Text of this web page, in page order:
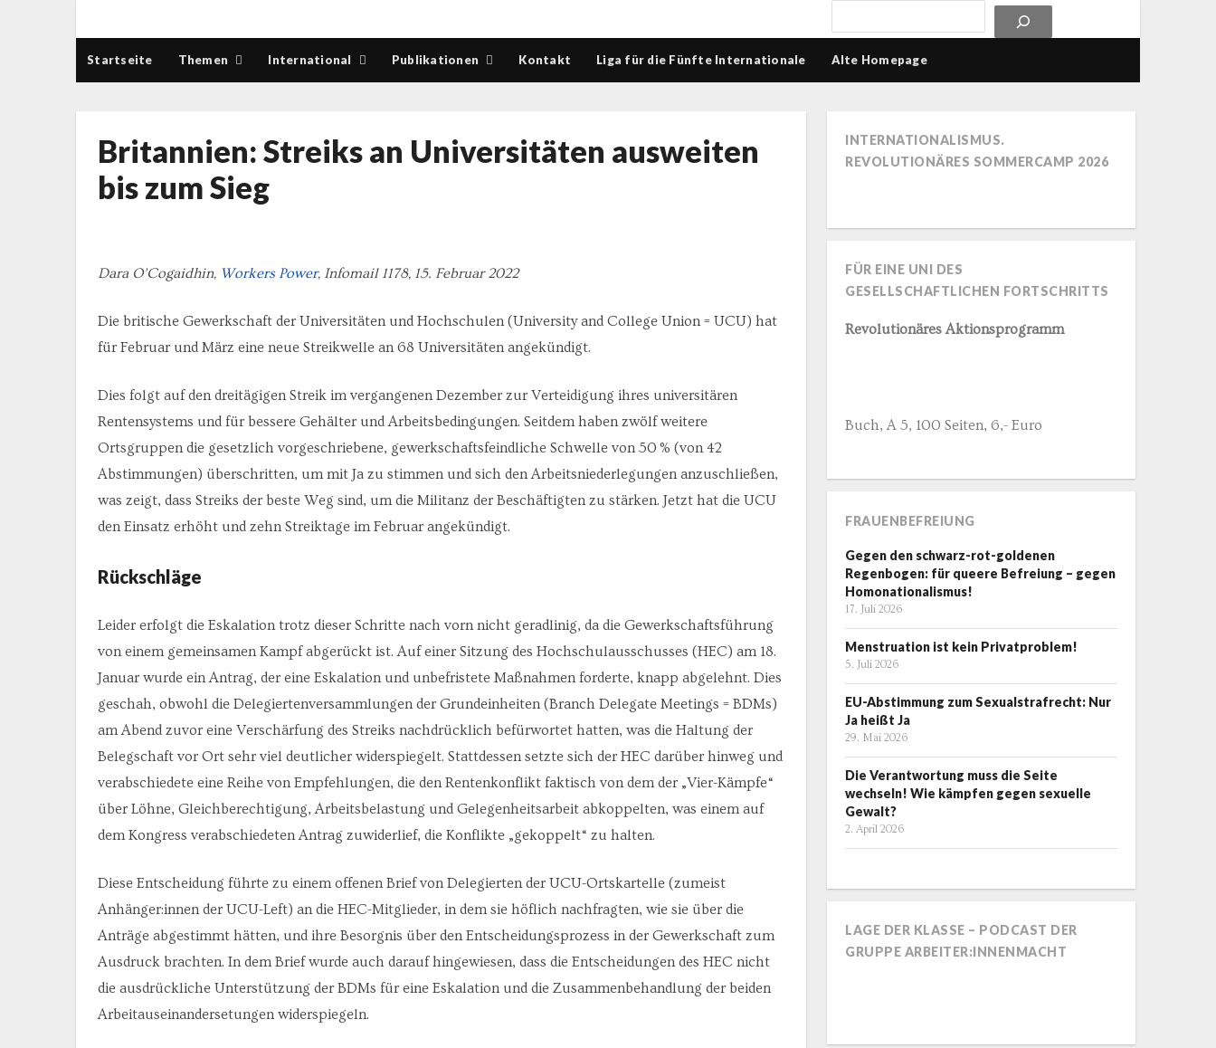
Startseite Themen International Publikationen Kontakt Liga für die Fünfte Internationale Alte Homepage
Britannien: Streiks an Universitäten ausweiten
bis zum Sieg
Dara O’Cogaidhin, Workers Power, Infomail 1178, 15. Februar 2022
Die britische Gewerkschaft der Universitäten und Hochschulen (University and College Union = UCU) hat
für Februar und März eine neue Streikwelle an 68 Universitäten angekündigt.
Dies folgt auf den dreitägigen Streik im vergangenen Dezember zur Verteidigung ihres universitären
Rentensystems und für bessere Gehälter und Arbeitsbedingungen. Seitdem haben zwölf weitere
Ortsgruppen die gesetzlich vorgeschriebene, gewerkschaftsfeindliche Schwelle von 50 % (von 42
Abstimmungen) überschritten, um mit Ja zu stimmen und sich den Arbeitsniederlegungen anzuschließen,
was zeigt, dass Streiks der beste Weg sind, um die Militanz der Beschäftigten zu stärken. Jetzt hat die UCU
den Einsatz erhöht und zehn Streiktage im Februar angekündigt.
Rückschläge
Leider erfolgt die Eskalation trotz dieser Schritte nach vorn nicht geradlinig, da die Gewerkschaftsführung
von einem gemeinsamen Kampf abgerückt ist. Auf einer Sitzung des Hochschulausschusses (HEC) am 18.
Januar wurde ein Antrag, der eine Eskalation und unbefristete Maßnahmen forderte, knapp abgelehnt. Dies
geschah, obwohl die Delegiertenversammlungen der Grundeinheiten (Branch Delegate Meetings = BDMs)
am Abend zuvor eine Verschärfung des Streiks nachdrücklich befürwortet hatten, was die Haltung der
Belegschaft vor Ort sehr viel deutlicher widerspiegelt. Stattdessen setzte sich der HEC darüber hinweg und
verabschiedete eine Reihe von Empfehlungen, die den Rentenkonflikt faktisch von dem der „Vier-Kämpfe“
über Löhne, Gleichberechtigung, Arbeitsbelastung und Gelegenheitsarbeit abkoppelten, was einem auf
dem Kongress verabschiedeten Antrag zuwiderlief, die Konflikte „gekoppelt“ zu halten.
Diese Entscheidung führte zu einem offenen Brief von Delegierten der UCU-Ortskartelle (zumeist
Anhänger:innen der UCU-Left) an die HEC-Mitglieder, in dem sie höflich nachfragten, wie sie über die
Anträge abgestimmt hätten, und ihre Besorgnis über den Entscheidungsprozess in der Gewerkschaft zum
Ausdruck brachten. In dem Brief wurde auch darauf hingewiesen, dass die Entscheidungen des HEC nicht
die ausdrückliche Unterstützung der BDMs für eine Eskalation und die Zusammenbehandlung der beiden
Arbeitauseinandersetungen widerspiegeln.
INTERNATIONALISMUS.
REVOLUTIONÄRES SOMMERCAMP 2026
FÜR EINE UNI DES
GESELLSCHAFTLICHEN FORTSCHRITTS
Revolutionäres Aktionsprogramm
Buch, A 5, 100 Seiten, 6,- Euro
FRAUENBEFREIUNG
Gegen den schwarz-rot-goldenen
Regenbogen: für queere Befreiung – gegen
Homonationalismus!
17. Juli 2026
Menstruation ist kein Privatproblem!
5. Juli 2026
EU-Abstimmung zum Sexualstrafrecht: Nur
Ja heißt Ja
29. Mai 2026
Die Verantwortung muss die Seite
wechseln! Wie kämpfen gegen sexuelle
Gewalt?
2. April 2026
LAGE DER KLASSE – PODCAST DER
GRUPPE ARBEITER:INNENMACHT